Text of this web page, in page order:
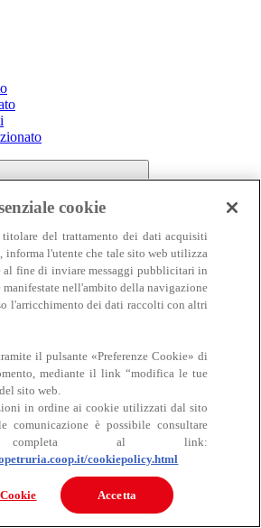
Carne
cookie
del trattamento dei dati acquisiti
informa l'utente che tale sito web utilizza
fine di inviare messaggi pubblicitari in
manifestate nell'ambito della navigazione
l'arricchimento dei dati raccolti con altri
il pulsante «Preferenze Cookie» di
mediante il link “modifica le tue
sito web.
in ordine ai cookie utilizzati dal sito
comunicazione è possibile consultare
completa al link:
cookiepolicy.html
Accetta